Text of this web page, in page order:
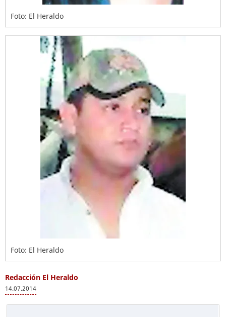
Foto: El Heraldo
Foto: El Heraldo
Redacción El Heraldo
14.07.2014